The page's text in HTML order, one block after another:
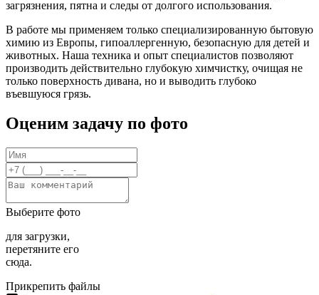
загрязнения, пятна и следы от долгого использования.
В работе мы применяем только специализированную бытовую
химию из Европы, гипоаллергенную, безопасную для детей и
животных. Наша техника и опыт специалистов позволяют
производить действительно глубокую химчистку, очищая не
только поверхность дивана, но и выводить глубоко
въевшуюся грязь.
Оценим задачу по фото
Выберите фото
для загрузки,
перетяните его
сюда.
Прикрепить файлы